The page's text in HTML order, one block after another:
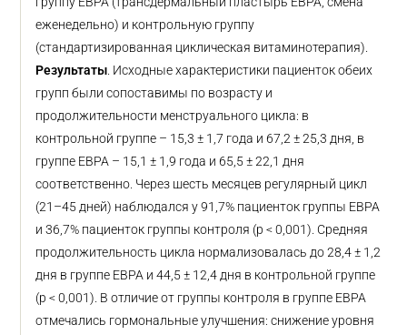
еженедельно) и контрольную группу
(стандартизированная циклическая витаминотерапия).
Результаты . Исходные характеристики пациенток обеих
групп были сопоставимы по возрасту и
продолжительности менструального цикла: в
контрольной группе – 15,3 ± 1,7 года и 67,2 ± 25,3 дня, в
группе ЕВРА – 15,1 ± 1,9 года и 65,5 ± 22,1 дня
соответственно. Через шесть месяцев регулярный цикл
(21–45 дней) наблюдался у 91,7% пациенток группы ЕВРА
и 36,7% пациенток группы контроля (p < 0,001). Средняя
продолжительность цикла нормализовалась до 28,4 ± 1,2
дня в группе ЕВРА и 44,5 ± 12,4 дня в контрольной группе
(p < 0,001). В отличие от группы контроля в группе ЕВРА
отмечались гормональные улучшения: снижение уровня